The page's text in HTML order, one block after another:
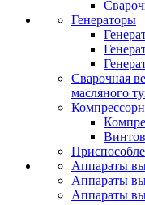
Генераторы
Сварочная
масляного
Аппараты
Аппараты
Аппараты